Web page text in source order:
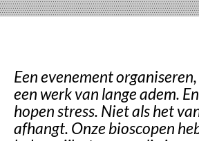
Een evenement
een werk van lange adem.
hopen stress. Niet als het
afhangt. Onze bioscopen